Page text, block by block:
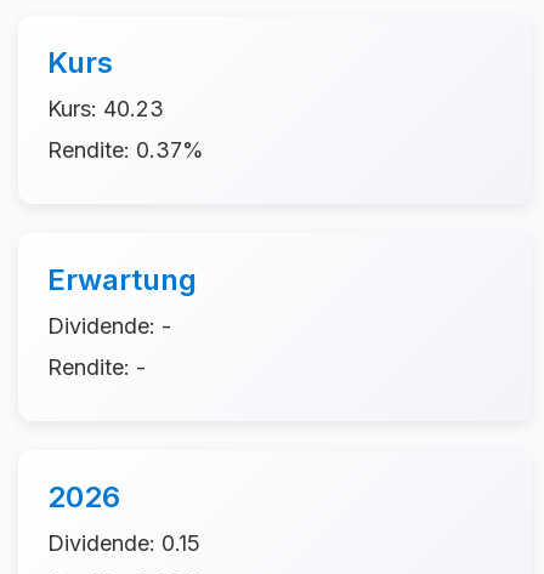
Kurs
Kurs: 40.23
Rendite: 0.37%
Erwartung
Dividende: -
Rendite: -
2026
Dividende: 0.15